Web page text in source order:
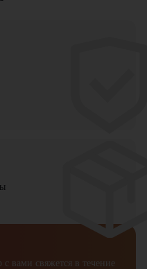
с вами свяжется в течение